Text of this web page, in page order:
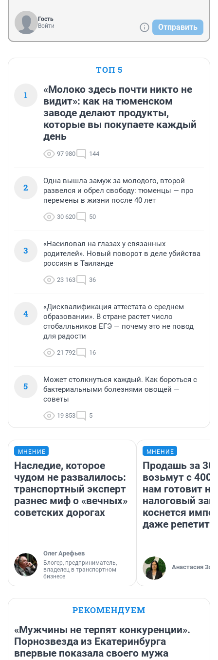
Гость
Войти
Отправить
ТОП 5
1
«Молоко здесь почти никто не
видит»: как на тюменском
заводе делают продукты,
которые вы покупаете каждый
день
97 980 144
2
Одна вышла замуж за молодого, второй
развелся и обрел свободу: тюменцы — про
перемены в жизни после 40 лет
30 620 50
3
«Насиловал на глазах у связанных
родителей». Новый поворот в деле убийства
россиян в Таиланде
23 163 36
4
«Дисквалификация аттестата о среднем
образовании». В стране растет число
стобалльников ЕГЭ — почему это не повод
для радости
21 792 16
5
Может столкнуться каждый. Как бороться с
бактериальными болезнями овощей —
советы
19 853 5
МНЕНИЕ
Наследие, которое
чудом не развалилось:
транспортный эксперт
разнес миф о «вечных»
советских дорогах
Олег Арефьев
Блогер, предприниматель,
владелец в транспортном
бизнесе
МНЕНИЕ
Продашь за
возьмут с
нам готовит
налоговый
коснется
даже
Анастасия
РЕКОМЕНДУЕМ
«Мужчины не терпят конкуренции».
Порнозвезда из Екатеринбурга
впервые показала своего мужа